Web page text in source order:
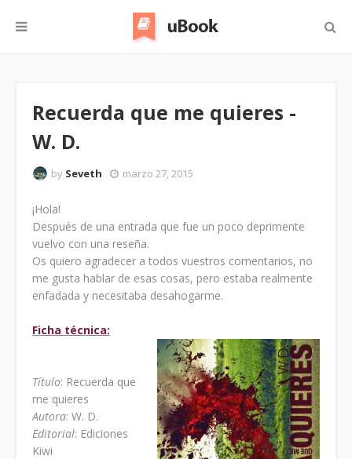
Recuerda que me quieres -
W. D.
by Seveth marzo 27, 2015
¡Hola!
Después de una entrada que fue un poco deprimente
vuelvo con una reseña.
Os quiero agradecer a todos vuestros comentarios, no
me gusta hablar de esas cosas, pero estaba realmente
enfadada y necesitaba desahogarme.
Ficha técnica:
Título: Recuerda que
me quieres
Autora: W. D.
Editorial: Ediciones
Kiwi